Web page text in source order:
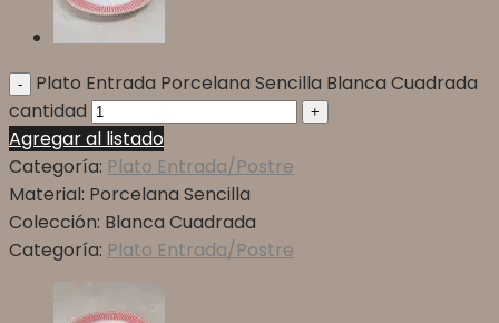
Plato Entrada Porcelana Sencilla Blanca Cuadrada
cantidad
Agregar al listado
Categoría: Plato Entrada/Postre
Material: Porcelana Sencilla
Colección: Blanca Cuadrada
Categoría: Plato Entrada/Postre